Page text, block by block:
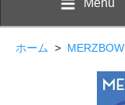
ホーム > MERZBOW